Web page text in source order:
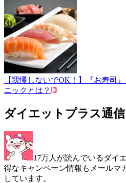
【我慢しないでOK！】『お寿司
ニックとは？
ダイエットプラス通信
17万人が読んでいるダイ
得なキャンペーン情報もメールマ
しています。